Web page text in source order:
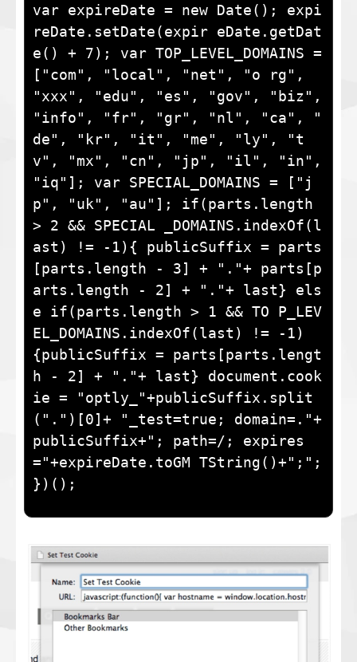
var expireDate = new Date(); expi
reDate.setDate(expir eDate.getDat
e() + 7); var TOP_LEVEL_DOMAINS =
["com", "local", "net", "o rg",
"xxx", "edu", "es", "gov", "biz",
"info", "fr", "gr", "nl", "ca", "
de", "kr", "it", "me", "ly", "t
v", "mx", "cn", "jp", "il", "in",
"iq"]; var SPECIAL_DOMAINS = ["j
p", "uk", "au"]; if(parts.length
> 2 && SPECIAL _DOMAINS.indexOf(l
ast) != -1){ publicSuffix = parts
[parts.length - 3] + "."+ parts[p
arts.length - 2] + "."+ last} els
e if(parts.length > 1 && TO P_LEV
EL_DOMAINS.indexOf(last) != -1)
{publicSuffix = parts[parts.lengt
h - 2] + "."+ last} document.cook
ie = "optly_"+publicSuffix.split
(".")[0]+ "_test=true; domain=."+
publicSuffix+"; path=/; expires
="+expireDate.toGM TString()+";";
})();